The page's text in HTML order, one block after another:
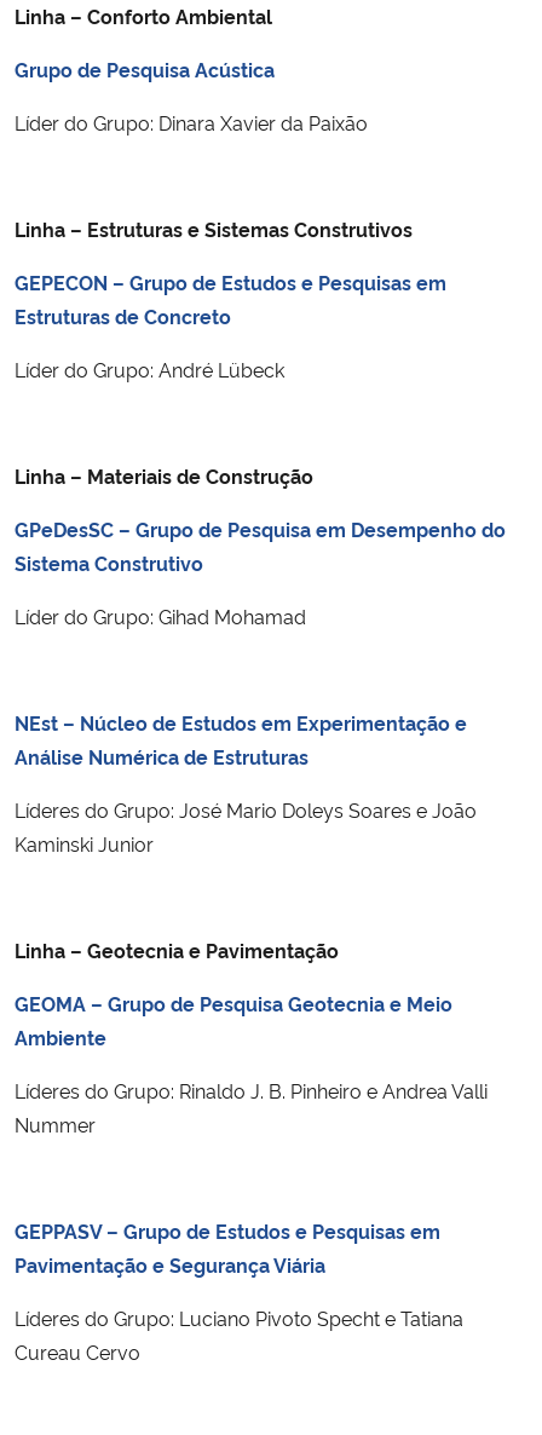
Ministério da Cidadania
Ministério da Saúde
Ministério do Meio Ambiente
Controladoria-Geral da União
Ministério da Mulher, da Família e dos Direitos Humanos
Gabinete de Segurança Institucional
Banco Central do Brasil
Linha – Conforto Ambiental
Grupo de Pesquisa Acústica
Líder do Grupo: Dinara Xavier da Paixão
Linha – Estruturas e Sistemas Construtivos
GEPECON – Grupo de Estudos e Pesquisas em
Estruturas de Concreto
Líder do Grupo: André Lübeck
Linha – Materiais de Construção
GPeDesSC – Grupo de Pesquisa em Desempenho do
Sistema Construtivo
Líder do Grupo: Gihad Mohamad
NEst – Núcleo de Estudos em Experimentação e
Análise Numérica de Estruturas
Líderes do Grupo: José Mario Doleys Soares e João
Kaminski Junior
Linha – Geotecnia e Pavimentação
GEOMA – Grupo de Pesquisa Geotecnia e Meio
Ambiente
Líderes do Grupo: Rinaldo J. B. Pinheiro e Andrea Valli
Nummer
GEPPASV – Grupo de Estudos e Pesquisas em
Pavimentação e Segurança Viária
Líderes do Grupo: Luciano Pivoto Specht e Tatiana
Cureau Cervo